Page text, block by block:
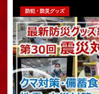
防犯・防災グッズ